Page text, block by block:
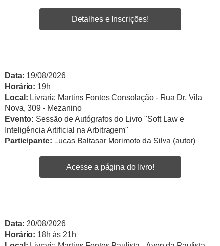
Detalhes e Inscrições!
Data: 19/08/2026
Horário: 19h
Local: Livraria Martins Fontes Consolação - Rua Dr. Vila
Nova, 309 - Mezanino
Evento: Sessão de Autógrafos do Livro "Soft Law e
Inteligência Artificial na Arbitragem"
Participante: Lucas Baltasar Morimoto da Silva (autor)
Acesse a página do livro!
Data: 20/08/2026
Horário: 18h às 21h